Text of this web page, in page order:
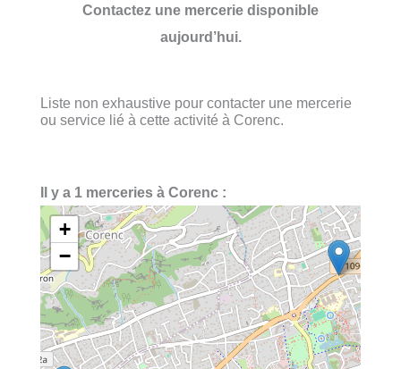
Contactez une mercerie disponible
aujourd’hui.
Liste non exhaustive pour contacter une mercerie
ou service lié à cette activité à Corenc.
Il y a 1 merceries à Corenc :
+
−